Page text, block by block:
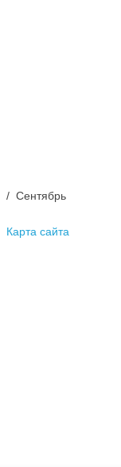
Сентябрь
Карта сайта